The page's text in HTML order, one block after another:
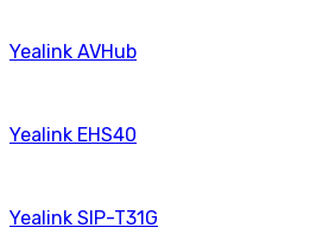
Yealink AVHub
Yealink EHS40
Yealink SIP-T31G